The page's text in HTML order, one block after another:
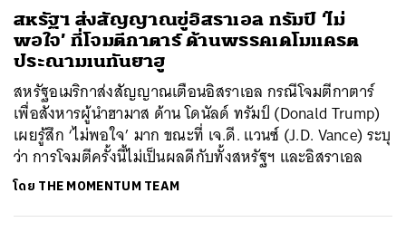
สหรัฐฯ ส่งสัญญาณขู่อิสราเอล ทรัมป์ ‘ไม่
พอใจ’ ที่โจมตีกาตาร์ ด้านพรรคเดโมแครต
ประณามเนทันยาฮู
สหรัฐอเมริกาส่งสัญญาณเตือนอิสราเอล กรณีโจมตีกาตาร์
เพื่อสังหารผู้นำฮามาส ด้าน โดนัลด์ ทรัมป์ (Donald Trump)
เผยรู้สึก ‘ไม่พอใจ’ มาก ขณะที่ เจ.ดี. แวนซ์ (J.D. Vance) ระบุ
ว่า การโจมตีครั้งนี้ไม่เป็นผลดีกับทั้งสหรัฐฯ และอิสราเอล
โดย THE MOMENTUM TEAM